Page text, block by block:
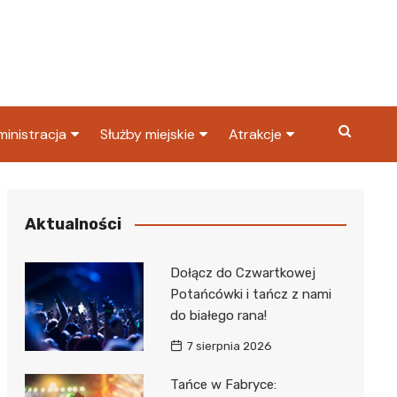
Skarbowy
Służby miejskie
Policja
Atrakcje
Aktualności
Dołącz do Czwartkowej
Potańcówki i tańcz z nami
do białego rana!
7 sierpnia 2026
Tańce w Fabryce: